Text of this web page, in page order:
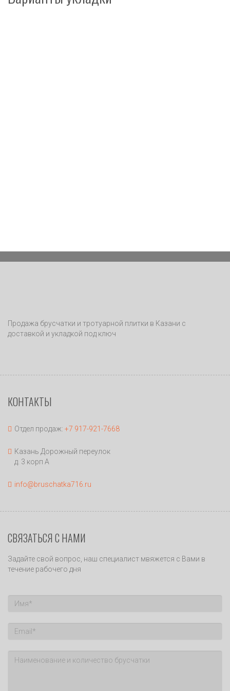
Продажа брусчатки и тротуарной плитки в Казани с
доставкой и укладкой под ключ
КОНТАКТЫ
Отдел продаж: +7 917-921-7668
Казань Дорожный переулок
д. 3 корп А
info@bruschatka716.ru
СВЯЗАТЬСЯ С НАМИ
Задайте свой вопрос, наш специалист мвяжется с Вами в
течение рабочего дня